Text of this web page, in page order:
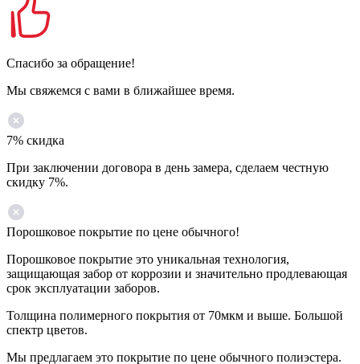
Спасибо за обращение!
Мы свяжемся с вами в ближайшее время.
7% скидка
При заключении договора в день замера, сделаем честную
скидку 7%.
Порошковое покрытие по цене обычного!
Порошковое покрытие это уникальная технология,
защищающая забор от коррозии и значительно продлевающая
срок эксплуатации заборов.
Толщина полимерного покрытия от 70мкм и выше. Большой
спектр цветов.
Мы предлагаем это покрытие по цене обычного полиэстера.